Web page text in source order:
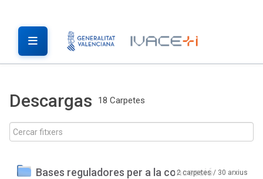
Descargas 18 Carpetes
Bases reguladores per a la concessió2 carpetes / 30 arxius